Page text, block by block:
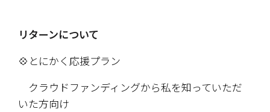
リターンについて
💠とにかく応援プラン
クラウドファンディングから私を知っていただ
いた方向け